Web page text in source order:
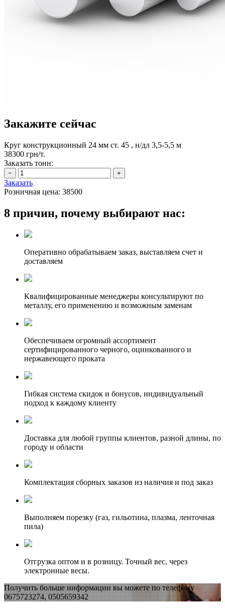
Закажите сейчас
Круг конструкционный 24 мм ст. 45 , н/дл 3,5-5,5 м
38300 грн/т.
Заказать тонн:
Заказать
Розничная цена: 38500
8 причин, почему выбирают нас:
Оперативно обрабатываем заказ, выставляем счет и
доставляем
Квалифицированные менеджеры консультируют по
металлу, его применению и возможным заменам
Обеспечиваем огромный ассортимент
сертифицированного черного, оцинкованного и
нержавеющего проката
Гибкая система скидок и бонусов, индивидуальный
подход к каждому клиенту
Доставка для любой группы клиентов, разной длины, по
городу и области
Комплектация сборных заказов из наличия и под заказ
Выполняем порезку (газ, гильотина, плазма, ленточная
пила)
Отгрузка оптом и в розницу. Точный вес, через
электронные весы.
Получить больше информации вы можете по телефону
0675723274, 0505659342